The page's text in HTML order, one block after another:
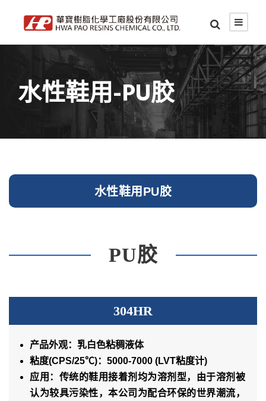
水性鞋用-PU胶
水性鞋用PU胶
PU胶
304HR
产品外观：乳白色粘稠液体
粘度(CPS/25℃)：5000-7000 (LVT粘度计)
应用：传统的鞋用接着剂均为溶剂型，由于溶剂被
认为较具污染性，本公司为配合环保的世界潮流，